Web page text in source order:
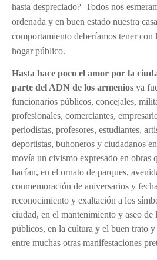
hasta despreciado? Todos nos
ordenada y en buen estado nuestra
comportamiento deberíamos tener con
hogar público.
Hasta hace poco el amor por la
parte del ADN de los armenios ya
funcionarios públicos, concejales,
profesionales, comerciantes,
periodistas, profesores, estudiantes,
deportistas, buhoneros y ciudadanos
movía un civismo expresado en obras
hacían, en el ornato de parques,
conmemoración de aniversarios y
reconocimiento y exaltación a los
ciudad, en el mantenimiento y aseo de
públicos, en la cultura y el buen trato
entre muchas otras manifestaciones